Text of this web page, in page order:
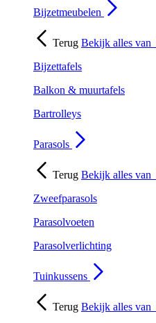
Bijzetmeubelen
Terug Bekijk alles van
Bijzettafels
Balkon & muurtafels
Bartrolleys
Parasols
Terug Bekijk alles van
Zweefparasols
Parasolvoeten
Parasolverlichting
Tuinkussens
Terug Bekijk alles van